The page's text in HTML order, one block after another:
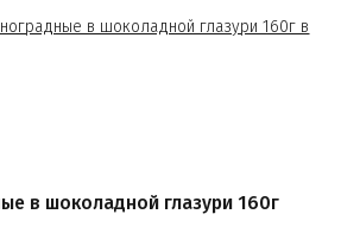
в шоколадной глазури 160г